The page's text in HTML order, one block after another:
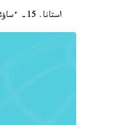
استانا. 15- ءساؤئر. قازاقپارات. - تاتارستان مذسئلماندارئ جذمانئث دةمالئس بولعانئن قالايدئ.